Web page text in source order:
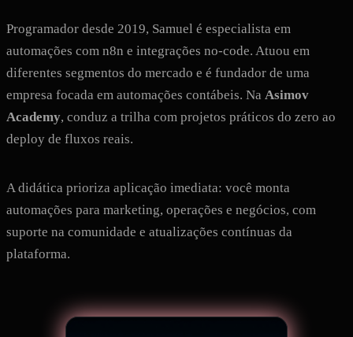
Programador desde 2019, Samuel é especialista em
automações com n8n e integrações no-code. Atuou em
diferentes segmentos do mercado e é fundador de uma
empresa focada em automações contábeis. Na Asimov
Academy, conduz a trilha com projetos práticos do zero ao
deploy de fluxos reais.
A didática prioriza aplicação imediata: você monta
automações para marketing, operações e negócios, com
suporte na comunidade e atualizações contínuas da
plataforma.